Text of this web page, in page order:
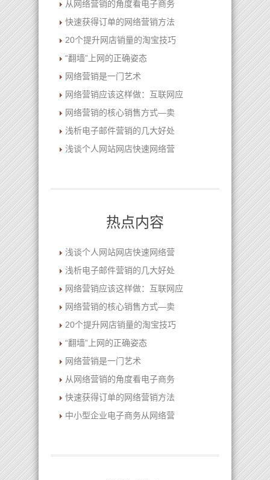
从网络营销的角度看电子商务
快速获得订单的网络营销方法
20个提升网店销量的淘宝技巧
“翻墙”上网的正确姿态
网络营销是一门艺术
网络营销应该这样做：互联网应
网络营销的核心销售方式—卖
浅析电子邮件营销的几大好处
浅谈个人网站网店快速网络营
热点内容
浅谈个人网站网店快速网络营
浅析电子邮件营销的几大好处
网络营销应该这样做：互联网应
网络营销的核心销售方式—卖
20个提升网店销量的淘宝技巧
“翻墙”上网的正确姿态
网络营销是一门艺术
从网络营销的角度看电子商务
快速获得订单的网络营销方法
中小型企业电子商务从网络营